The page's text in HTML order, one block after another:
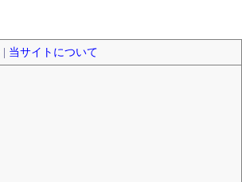
当サイトについて